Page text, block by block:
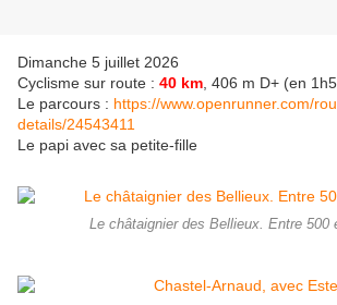
Dimanche 5 juillet 2026
Cyclisme sur route : 40 km , 406 m D+ (en
Le parcours : https://www.openrunner.com/
details/24543411
Le papi avec sa petite-fille
Le châtaignier des Bellieux. Entre 500